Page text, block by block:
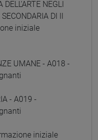
DELL'ARTE NEGLI
DI II
iniziale
UMANE - A018 -
- A019 -
iniziale